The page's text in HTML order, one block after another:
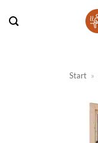
Inhalt
Start »